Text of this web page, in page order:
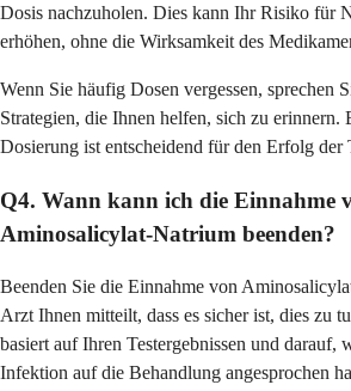
Dosis nachzuholen. Dies kann Ihr Risiko für
erhöhen, ohne die Wirksamkeit des
Wenn Sie häufig Dosen vergessen, sprechen
Strategien, die Ihnen helfen, sich zu erinnern.
Dosierung ist entscheidend für den Erfolg
Q4. Wann kann ich die Einnahme
Aminosalicylat-Natrium beenden?
Beenden Sie die Einnahme von
Arzt Ihnen mitteilt, dass es sicher ist, dies zu
basiert auf Ihren Testergebnissen und darauf,
Infektion auf die Behandlung angesprochen